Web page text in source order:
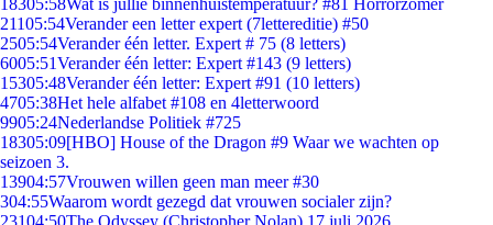
18305:58Wat is jullie binnenhuistemperatuur? #81 Horrorzomer
21105:54Verander een letter expert (7lettereditie) #50
2505:54Verander één letter. Expert # 75 (8 letters)
6005:51Verander één letter: Expert #143 (9 letters)
15305:48Verander één letter: Expert #91 (10 letters)
4705:38Het hele alfabet #108 en 4letterwoord
9905:24Nederlandse Politiek #725
18305:09[HBO] House of the Dragon #9 Waar we wachten op
seizoen 3.
13904:57Vrouwen willen geen man meer #30
304:55Waarom wordt gezegd dat vrouwen socialer zijn?
23104:50The Odyssey (Christopher Nolan) 17 juli 2026